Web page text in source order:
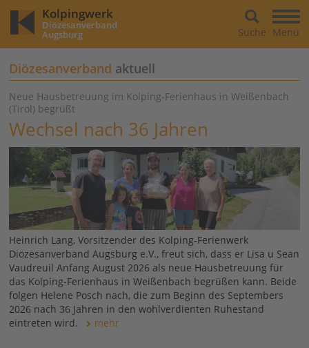
Kolpingwerk
Diözesanverband
Augsburg Menü
Suche
Diözesanverband aktuell
Neue Hausbetreuung im Kolping-Ferienhaus in Weißenbach
(Tirol) begrüßt
Wechsel nach 36 Jahren
Heinrich Lang, Vorsitzender des Kolping-Ferienwerk
Diözesanverband Augsburg e.V., freut sich, dass er Lisa u Sean
Vaudreuil Anfang August 2026 als neue Hausbetreuung für
das Kolping-Ferienhaus in Weißenbach begrüßen kann. Beide
folgen Helene Posch nach, die zum Beginn des Septembers
2026 nach 36 Jahren in den wohlverdienten Ruhestand
eintreten wird.
mehr